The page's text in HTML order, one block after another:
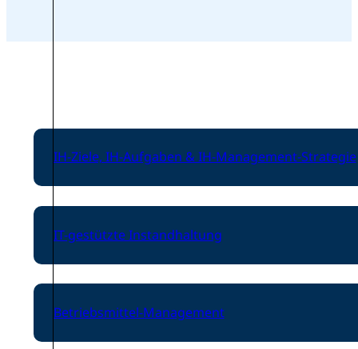
IH-Ziele, IH-Aufgaben & IH-Management-Strategie
IT-gestützte Instandhaltung
Betriebsmittel-Management